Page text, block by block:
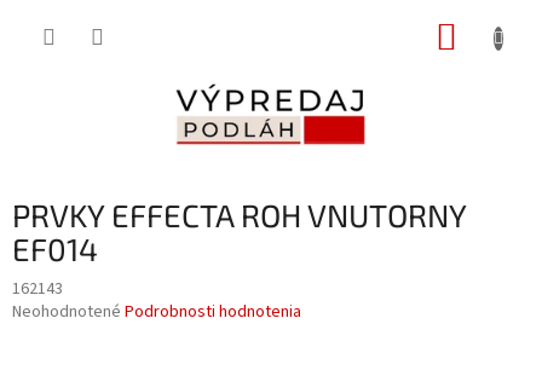
PRVKY EFFECTA ROH VNUTORNY
EF014
162143
Priemerné
Neohodnotené Podrobnosti hodnotenia